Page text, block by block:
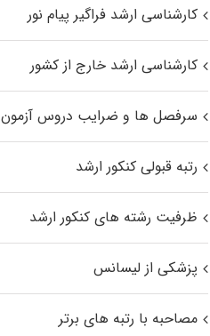
کارشناسی ارشد فراگیر پیام نور
کارشناسی ارشد خارج از کشور
سرفصل ها و ضرایب دروس آزمون
رتبه قبولی کنکور ارشد
ظرفیت رشته های کنکور ارشد
پزشکی از لیسانس
مصاحبه با رتبه های برتر